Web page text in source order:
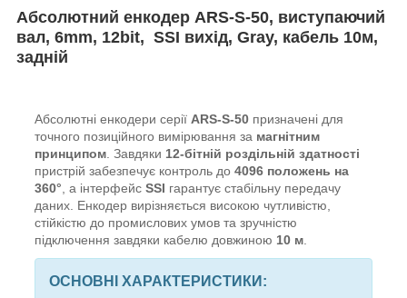
Абсолютний енкодер ARS-S-50, виcтупаючий
вал, 6mm, 12bit, SSI вихід, Gray, кабель 10м,
задній
Абсолютні енкодери серії ARS-S-50 призначені для
точного позиційного вимірювання за магнітним
принципом. Завдяки 12-бітній роздільній здатності
пристрій забезпечує контроль до 4096 положень на
360°, а інтерфейс SSI гарантує стабільну передачу
даних. Енкодер вирізняється високою чутливістю,
стійкістю до промислових умов та зручністю
підключення завдяки кабелю довжиною 10 м.
ОСНОВНІ ХАРАКТЕРИСТИКИ: